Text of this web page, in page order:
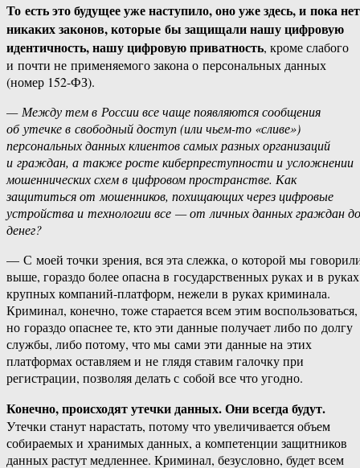
То есть это будущее уже наступило, оно уже здесь, и пока нет
никаких законов, которые бы защищали нашу цифровую
идентичность, нашу цифровую приватность, кроме слабого
и почти не применяемого закона о персональных данных
(номер 152-ФЗ).
— Между тем в России все чаще появляются сообщения
об утечке в свободный доступ (или чьем-то «сливе»)
персональных данных клиентов самых разных организаций
и граждан, а также росте киберпреступности и усложнении
мошеннических схем в цифровом пространстве. Как
защититься от мошенников, похищающих через цифровые
устройства и технологии все — от личных данных граждан до
денег?
— С моей точки зрения, вся эта слежка, о которой мы
выше, гораздо более опасна в государственных руках и в руках
крупных компаний-платформ, нежели в руках криминала.
Криминал, конечно, тоже старается всем этим воспользоваться,
но гораздо опаснее те, кто эти данные получает либо по долгу
службы, либо потому, что мы сами эти данные на этих
платформах оставляем и не глядя ставим галочку при
регистрации, позволяя делать с собой все что угодно.
Конечно, происходят утечки данных. Они всегда будут.
Утечки станут нарастать, потому что увеличивается объем
собираемых и хранимых данных, а компетенции защитников
данных растут медленнее. Криминал, безусловно, будет всем